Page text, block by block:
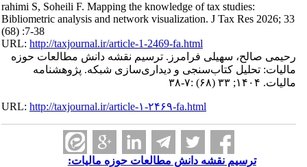
rahimi S, Soheili F. Mapping the knowledge of tax studies:
Bibliometric analysis and network visualization. J Tax Res 2026; 33
(68) :7-38
URL:http://taxjournal.ir/article-1-2469-fa.html
رحیمی صالح، سهیلی فرامرز. ترسیم نقشه‌ دانش مطالعات حوزه
مالیات: تحلیل کتاب‌سنجی و دیداری‌سازی شبکه. پژوهشنامه
مالیات. ۱۴۰۴; ۳۳ (۶۸) :۷-۳۸
URL:http://taxjournal.ir/article-۱-۲۴۶۹-fa.html
ترسیم نقشه‌ دانش مطالعات حوزه مالیات: